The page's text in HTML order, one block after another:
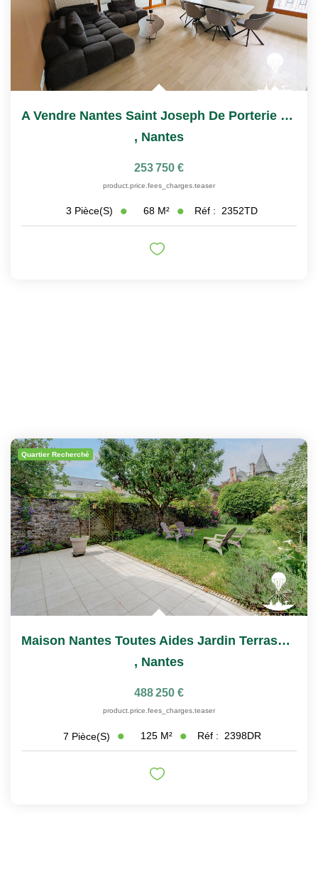
A Vendre Nantes Saint Joseph De Porterie T3 2025
, Nantes
253 750 €
product.price.fees_charges.teaser
3 Pièce(s) 68 M² Réf : 2352TD
Quartier Recherché
Maison Nantes Toutes Aides Jardin Terrasse Et Garage
, Nantes
488 250 €
product.price.fees_charges.teaser
7 Pièce(s) 125 M² Réf : 2398DR